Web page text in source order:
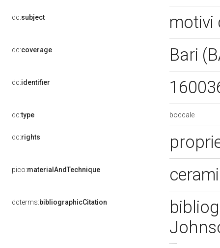
dc:subject motivi
dc:coverage Bari
dc:identifier
dc:type boccale
dc:rights
pico:materialAndTechnique
dcterms:bibliographicCitation